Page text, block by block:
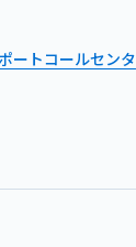
ートコールセンタ